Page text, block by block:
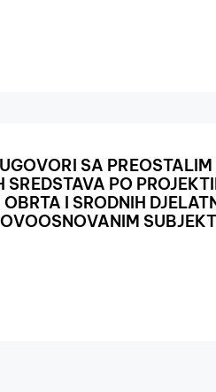
SA
SREDSTAVA PO
I SRODNIH